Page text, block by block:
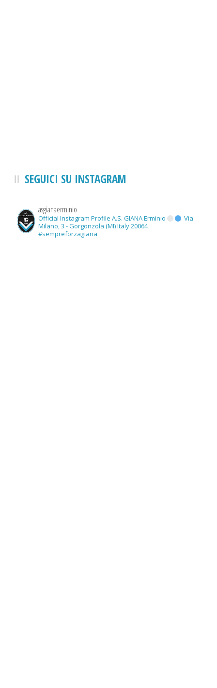
SEGUICI SU INSTAGRAM
asgianaerminio
Official Instagram Profile A.S. GIANA Erminio
Via
Milano, 3 - Gorgonzola (MI) Italy 20064
#sempreforzagiana